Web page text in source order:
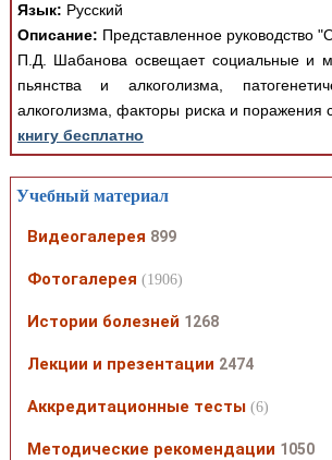
Язык: Русский
Описание: Представленное руководство
П.Д. Шабанова освещает социальные и
пьянства и алкоголизма,
алкоголизма, факторы риска и поражения
книгу бесплатно
Учебный материал
Видеогалерея 899
Фотогалерея (1906)
Истории болезней 1268
Лекции и презентации 2474
Аккредитационные тесты (6)
Методические рекомендации 1050